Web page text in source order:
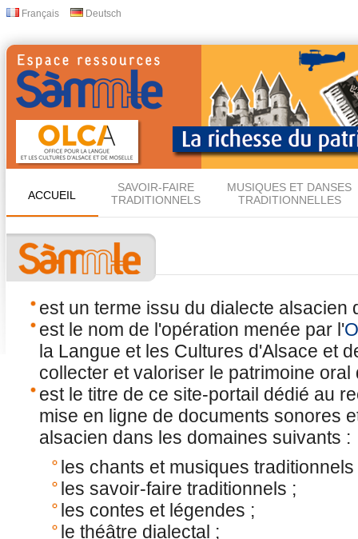
Français Deutsch
ACCUEIL
SAVOIR-FAIRE
TRADITIONNELS
MUSIQUES ET DANSES
TRADITIONNELLES
est un terme issu du dialecte alsacien
est le nom de l'opération menée par l'
la Langue et les Cultures d'Alsace et
collecter et valoriser le patrimoine oral
est le titre de ce site-portail dédié au
mise en ligne de documents sonores
alsacien dans les domaines suivants :
les chants et musiques traditionnels
les savoir-faire traditionnels ;
les contes et légendes ;
le théâtre dialectal ;